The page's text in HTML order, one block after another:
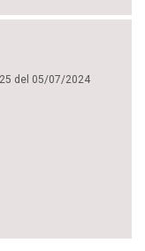
del 05/07/2024